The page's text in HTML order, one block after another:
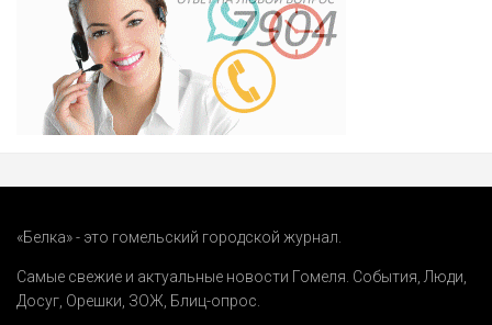
«Белка» - это гомельский городской журнал.
Самые свежие и актуальные новости Гомеля. События,Люди,
Досуг, Орешки, ЗОЖ, Блиц-опрос.